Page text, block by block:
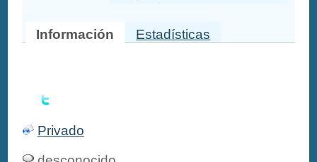
Información Estadísticas
Privado